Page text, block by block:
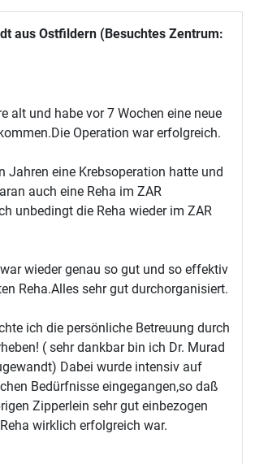
aus Ostfildern (Besuchtes Zentrum:
alt und habe vor 7 Wochen eine neue
Operation war erfolgreich.
Jahren eine Krebsoperation hatte und
auch eine Reha im ZAR
unbedingt die Reha wieder im ZAR
wieder genau so gut und so effektiv
Reha.Alles sehr gut durchorganisiert.
ich die persönliche Betreuung durch
( sehr dankbar bin ich Dr. Murad
Dabei wurde intensiv auf
Bedürfnisse eingegangen,so daß
Zipperlein sehr gut einbezogen
wirklich erfolgreich war.